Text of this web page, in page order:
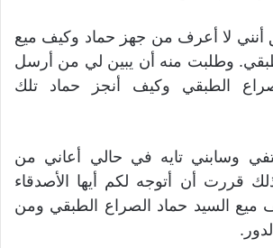
أنني لا أعرف من جهز حماد وكيف ميع
وطلبت منه أن يبين لي من أرسل
الطبقي وكيف أنجز حماد تلك
وسابني تايه في حالي أعاني من
قررت أن أتوجه لكم أيها الأصدقاء
ميع السيد حماد الصراع الطبقي ومن